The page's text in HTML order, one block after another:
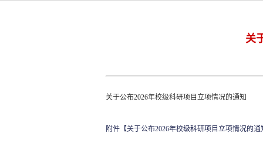
关
关于公布2026年校级科研项目立项情况的通知
附件【关于公布2026年校级科研项目立项情况的通